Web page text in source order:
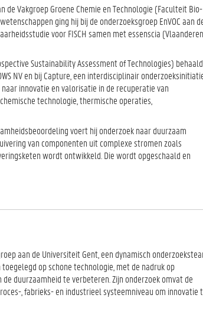
de Vakgroep Groene Chemie en Technologie (Faculteit Bio-
ging hij bij de onderzoeksgroep EnVOC aan
voor FISCH samen met essenscia
Sustainability Assessment of Technologies)
NV en bij Capture, een interdisciplinair
innovatie en valorisatie in de recuperatie van
technologie, thermische operaties,
voert hij onderzoek naar duurzaam
van componenten uit complexe stromen zoals
wordt ontwikkeld. Die wordt opgeschaald en
aan de Universiteit Gent, een dynamisch
op schone technologie, met de nadruk op
duurzaamheid te verbeteren. Zijn onderzoek omvat de
, fabrieks- en industrieel systeemniveau om innovatie